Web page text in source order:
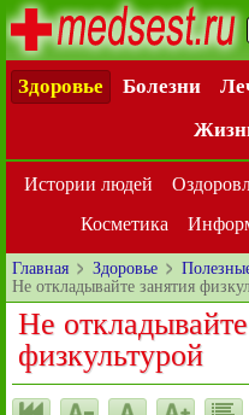
Здоровье Болезни
Истории людей
Косметика
Главная Здоровье
Не откладывайте занятия
Не
физкультурой